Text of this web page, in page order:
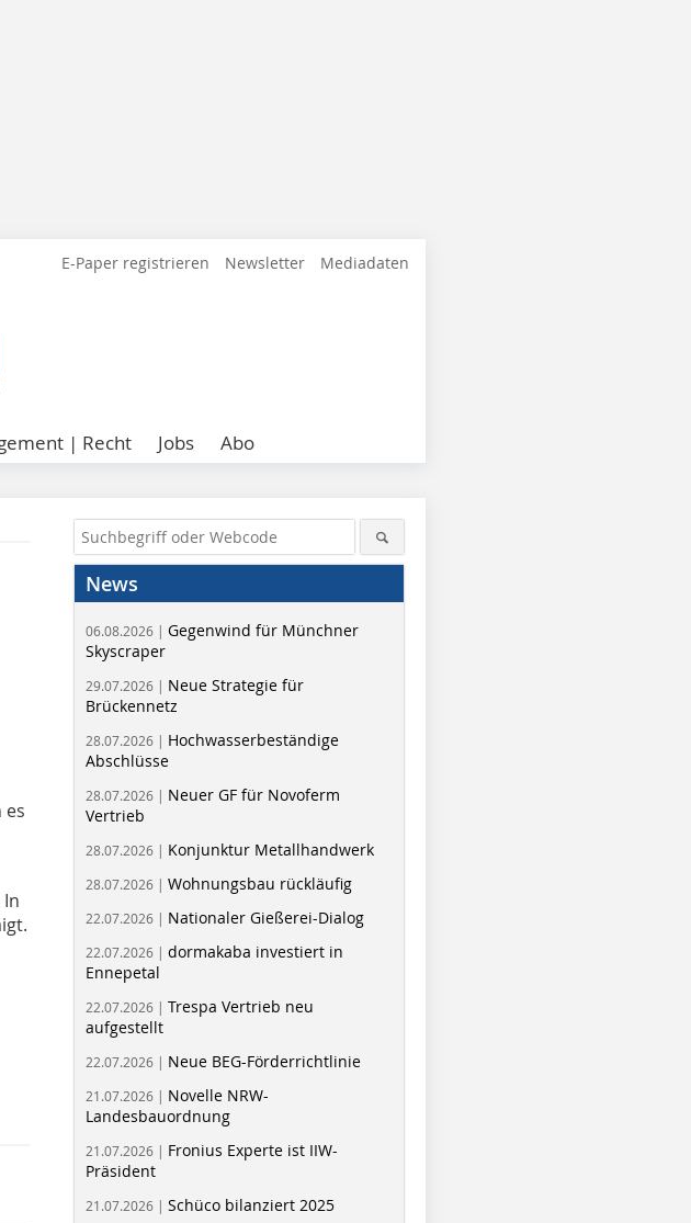
E-Paper registrieren Newsletter Mediadaten
| Recht Jobs Abo
es
News
06.08.2026 | Gegenwind für Münchner
Skyscraper
29.07.2026 | Neue Strategie für
Brückennetz
28.07.2026 | Hochwasserbeständige
Abschlüsse
28.07.2026 | Neuer GF für Novoferm
Vertrieb
28.07.2026 | Konjunktur Metallhandwerk
28.07.2026 | Wohnungsbau rückläufig
22.07.2026 | Nationaler Gießerei-Dialog
22.07.2026 | dormakaba investiert in
Ennepetal
22.07.2026 | Trespa Vertrieb neu
aufgestellt
22.07.2026 | Neue BEG-Förderrichtlinie
21.07.2026 | Novelle NRW-
Landesbauordnung
21.07.2026 | Fronius Experte ist IIW-
Präsident
21.07.2026 | Schüco bilanziert 2025